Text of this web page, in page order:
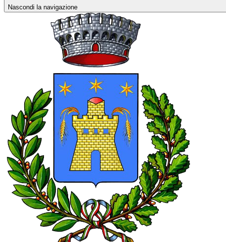
Nascondi la navigazione